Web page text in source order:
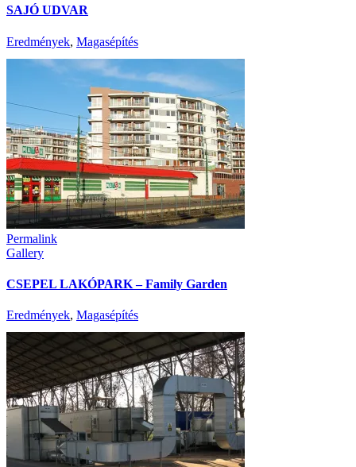
SAJÓ UDVAR
Eredmények, Magasépítés
Permalink
Gallery
CSEPEL LAKÓPARK – Family Garden
Eredmények, Magasépítés